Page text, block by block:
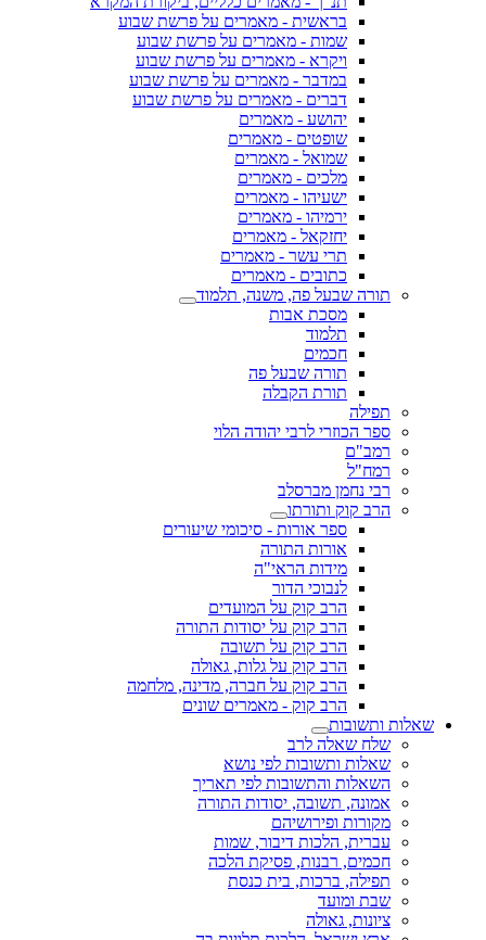
בראשית - מאמרים על פרשת שבוע
שמות - מאמרים על פרשת שבוע
ויקרא - מאמרים על פרשת שבוע
במדבר - מאמרים על פרשת שבוע
דברים - מאמרים על פרשת שבוע
יהושע - מאמרים
שופטים - מאמרים
שמואל - מאמרים
מלכים - מאמרים
ישעיהו - מאמרים
ירמיהו - מאמרים
יחזקאל - מאמרים
תרי עשר - מאמרים
כתובים - מאמרים
תורה שבעל פה, משנה, תלמוד
מסכת אבות
תלמוד
חכמים
תורה שבעל פה
תורת הקבלה
תפילה
ספר הכוזרי לרבי יהודה הלוי
רמב"ם
רמח"ל
רבי נחמן מברסלב
הרב קוק ותורתו
ספר אורות - סיכומי שיעורים
אורות התורה
מידות הראי"ה
לנבוכי הדור
הרב קוק על המועדים
הרב קוק על יסודות התורה
הרב קוק על תשובה
הרב קוק על גלות, גאולה
הרב קוק על חברה, מדינה, מלחמה
הרב קוק - מאמרים שונים
שאלות ותשובות
שלח שאלה לרב
שאלות ותשובות לפי נושא
השאלות והתשובות לפי תאריך
אמונה, תשובה, יסודות התורה
מקורות ופירושיהם
עברית, הלכות דיבור, שמות
חכמים, רבנות, פסיקת הלכה
תפילה, ברכות, בית כנסת
שבת ומועד
ציונות, גאולה